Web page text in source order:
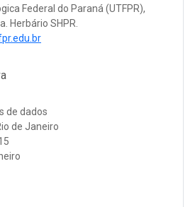
Federal do Paraná (UTFPR),
Herbário SHPR.
de dados
de Janeiro